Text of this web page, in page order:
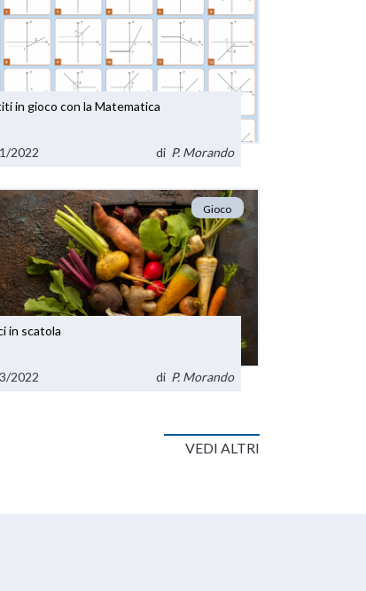
in gioco con la Matematica
2022 di P. Morando
Gioco
in scatola
2022 di P. Morando
VEDI ALTRI